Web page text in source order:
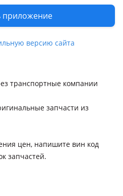
приложение
версию сайта
транспортные компании
запчасти из
цен, напишите вин код
запчастей.